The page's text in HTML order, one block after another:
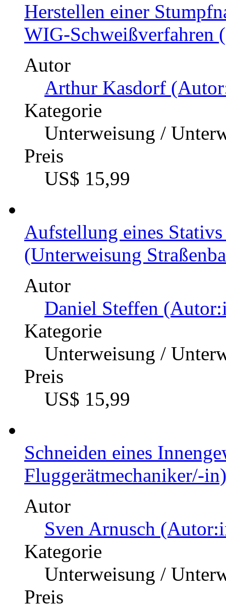
Herstellen einer
WIG-Schweißverfahren
Autor
Arthur Kasdorf
Kategorie
Unterweisung /
Preis
US$ 15,99
Aufstellung eines
(Unterweisung
Autor
Daniel Steffen
Kategorie
Unterweisung /
Preis
US$ 15,99
Schneiden eines
Fluggerätmechaniker/-in)
Autor
Sven Arnusch
Kategorie
Unterweisung /
Preis